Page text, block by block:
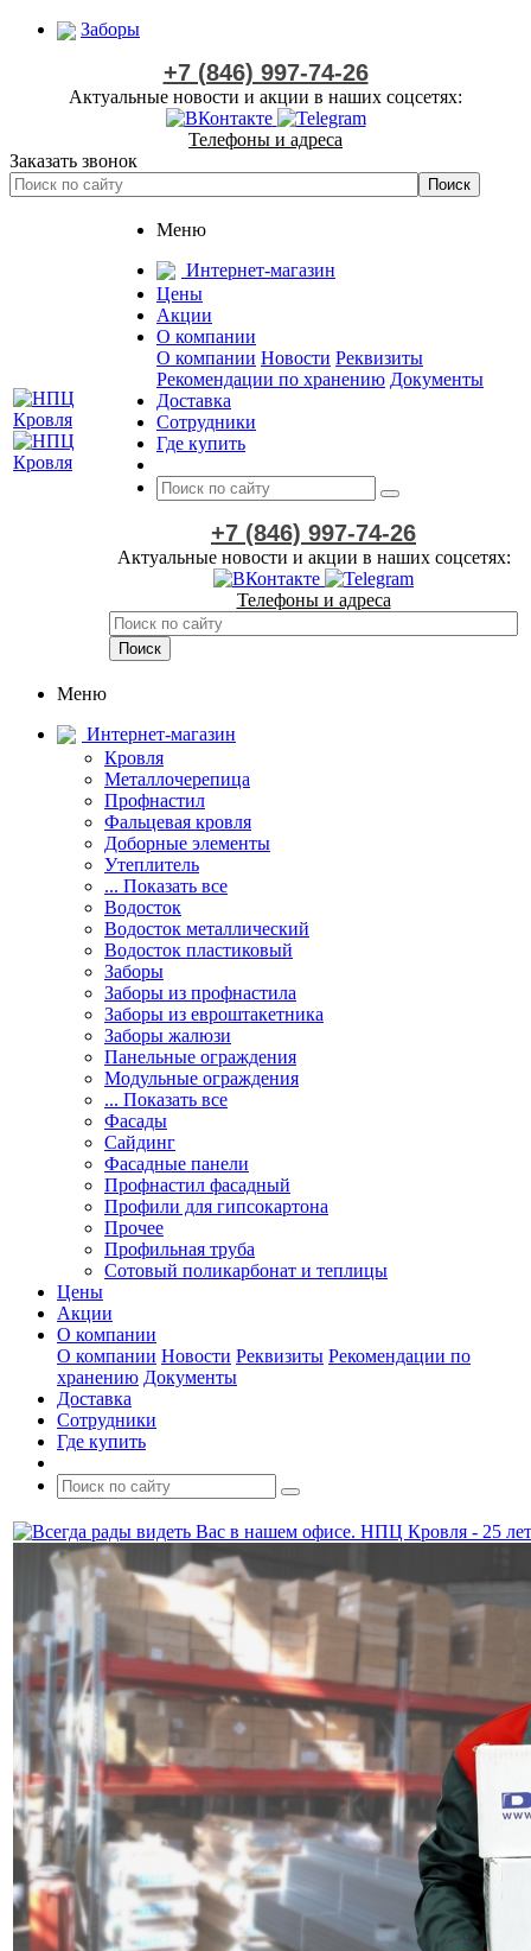
Заборы
+7 (846) 997-74-26
Актуальные новости и акции в наших соцсетях:
Телефоны и адреса
Заказать звонок
Меню
Интернет-магазин
Цены
Акции
О компании
О компании Новости Реквизиты
Рекомендации по хранению Документы
Доставка
Сотрудники
Где купить
+7 (846) 997-74-26
Актуальные новости и акции в наших соцсетях:
Телефоны и адреса
Меню
Интернет-магазин
Кровля
Металлочерепица
Профнастил
Фальцевая кровля
Доборные элементы
Утеплитель
... Показать все
Водосток
Водосток металлический
Водосток пластиковый
Заборы
Заборы из профнастила
Заборы из евроштакетника
Заборы жалюзи
Панельные ограждения
Модульные ограждения
... Показать все
Фасады
Сайдинг
Фасадные панели
Профнастил фасадный
Профили для гипсокартона
Прочее
Профильная труба
Сотовый поликарбонат и теплицы
Цены
Акции
О компании
О компании Новости Реквизиты Рекомендации по
хранению Документы
Доставка
Сотрудники
Где купить